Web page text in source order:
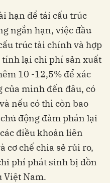
hạn để tái cấu trúc
ngắn hạn, việc đầu
trúc tài chính và hợp
lại chi phí sản xuất
10 -12,5% để xác
mình đến đâu, có
nếu có thì còn bao
động đàm phán lại
điều khoản liên
cơ chế chia sẻ rủi ro,
phí phát sinh bị dồn
Việt Nam.